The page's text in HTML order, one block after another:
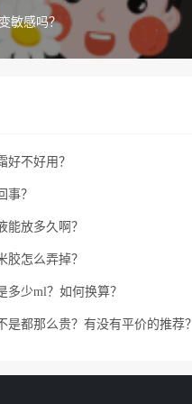
敏感吗？
好不好用？
事？
能放多久啊？
胶怎么弄掉？
多少ml？如何换算？
是都那么贵？有没有平价的推荐？